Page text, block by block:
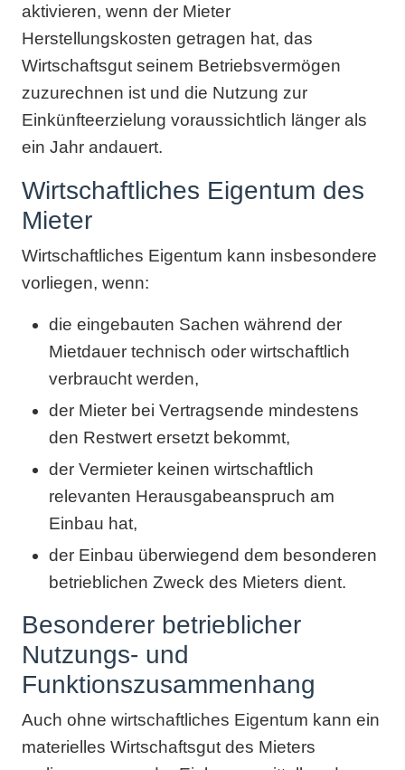
aktivieren, wenn der Mieter
Herstellungskosten getragen hat, das
Wirtschaftsgut seinem Betriebsvermögen
zuzurechnen ist und die Nutzung zur
Einkünfteerzielung voraussichtlich länger als
ein Jahr andauert.
Wirtschaftliches Eigentum des
Mieter
Wirtschaftliches Eigentum kann insbesondere
vorliegen, wenn:
die eingebauten Sachen während der
Mietdauer technisch oder wirtschaftlich
verbraucht werden,
der Mieter bei Vertragsende mindestens
den Restwert ersetzt bekommt,
der Vermieter keinen wirtschaftlich
relevanten Herausgabeanspruch am
Einbau hat,
der Einbau überwiegend dem besonderen
betrieblichen Zweck des Mieters dient.
Besonderer betrieblicher
Nutzungs- und
Funktionszusammenhang
Auch ohne wirtschaftliches Eigentum kann ein
materielles Wirtschaftsgut des Mieters